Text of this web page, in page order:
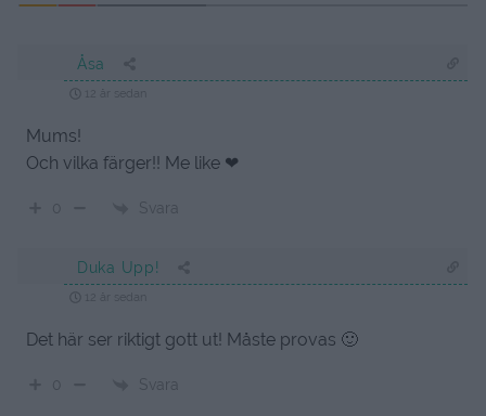
Åsa
12 år sedan
Mums!
Och vilka färger!! Me like ❤
0 Svara
Duka Upp!
12 år sedan
Det här ser riktigt gott ut! Måste provas 🙂
0 Svara